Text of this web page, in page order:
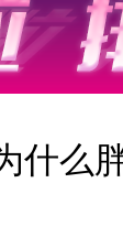
什么